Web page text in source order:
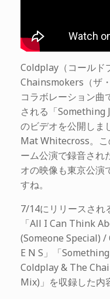
Coldplay（コールド
Chainsmokers（ザ
コラボレーション曲
される「Something
のビデオを公開しま
Mat Whitecross。こ
ーム公演で録音され
オの映像も東京公演
すね。
7/14にリリースされ
「All I Can Think
(Someone Special)
E N S」「
Coldplay & The
Mix)」を収録した内